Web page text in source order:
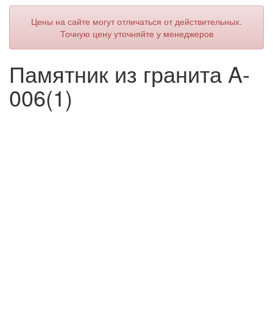
Цены на сайте могут отличаться от действительных.
Точную цену уточняйте у менеджеров
Памятник из гранита A-
006(1)